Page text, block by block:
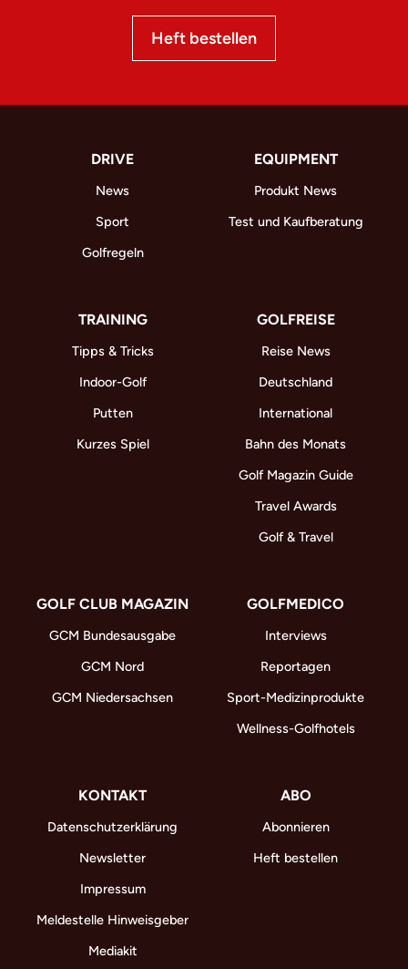
Heft bestellen
DRIVE
News
Sport
Golfregeln
EQUIPMENT
Produkt News
Test und Kaufberatung
TRAINING
Tipps & Tricks
Indoor-Golf
Putten
Kurzes Spiel
GOLFREISE
Reise News
Deutschland
International
Bahn des Monats
Golf Magazin Guide
Travel Awards
Golf & Travel
GOLF CLUB MAGAZIN
GCM Bundesausgabe
GCM Nord
GCM Niedersachsen
GOLFMEDICO
Interviews
Reportagen
Sport-Medizinprodukte
Wellness-Golfhotels
KONTAKT
Datenschutzerklärung
Newsletter
Impressum
Meldestelle Hinweisgeber
Mediakit
ABO
Abonnieren
Heft bestellen